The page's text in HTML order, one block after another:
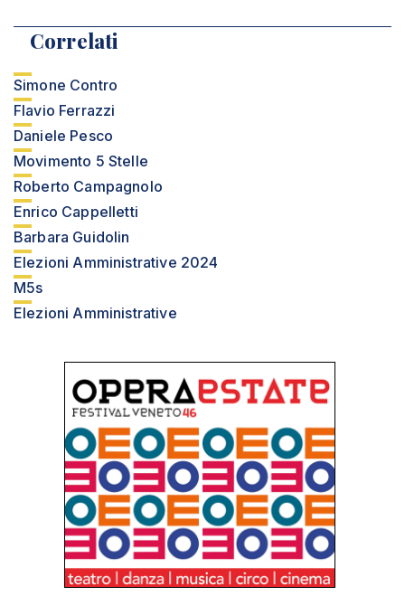
Correlati
Simone Contro
Flavio Ferrazzi
Daniele Pesco
Movimento 5 Stelle
Roberto Campagnolo
Enrico Cappelletti
Barbara Guidolin
Elezioni Amministrative 2024
M5s
Elezioni Amministrative